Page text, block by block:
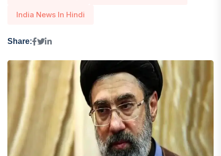
India News In Hindi
Share: